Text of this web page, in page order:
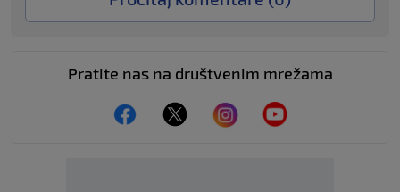
Pratite nas na društvenim mrežama